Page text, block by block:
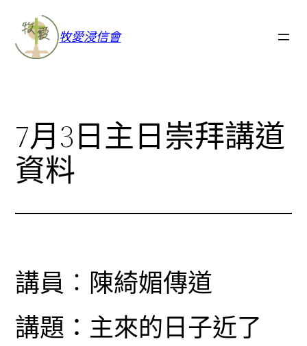
牧愛浸信會
7月3日主日崇拜講道
資料
講員︰陳綺媚傳道
講題：主來的日子近了